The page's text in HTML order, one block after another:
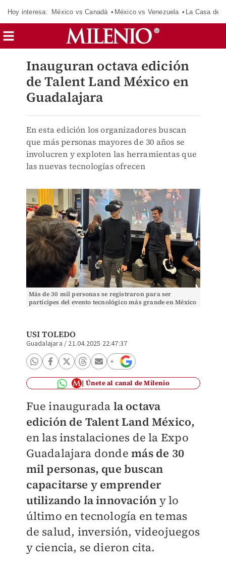
Hoy interesa: México vs Canadá México vs Venezuela La Casa de
Inauguran octava edición
de Talent Land México en
Guadalajara
En esta edición los organizadores buscan
que más personas mayores de 30 años se
involucren y exploten las herramientas que
las nuevas tecnologías ofrecen
Más de 30 mil personas se registraron para ser
partícipes del evento tecnológico más grande en México
USI TOLEDO
Guadalajara / 21.04.2025 22:47:37
Únete al canal de Milenio
Fue inaugurada la octava
edición de Talent Land México,
en las instalaciones de la Expo
Guadalajara dondemás de 30
mil personas, que buscan
capacitarse y emprender
utilizando la innovación y lo
último en tecnología en temas
de salud, inversión, videojuegos
y ciencia, se dieron cita.